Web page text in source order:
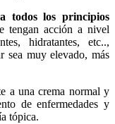
todos los principios
tengan acción a nivel
hidratantes, etc..,
sea muy elevado, más
a una crema normal y
de enfermedades y
tópica.